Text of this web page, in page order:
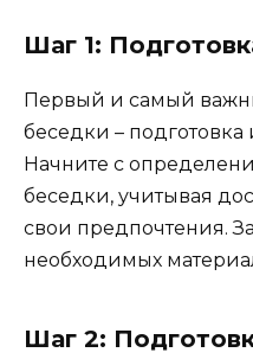
Шаг 1:
Первый и самый
беседки –
Начните с
беседки, учитывая
свои предпочтения.
необходимых
Шаг 2: